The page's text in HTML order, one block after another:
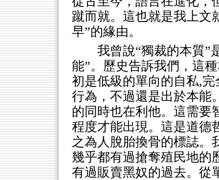
蹴而就。這也就是我上文
早”的緣由。
我曾說“獨裁的本質”
能”。歷史告訴我們，這
初是低級的單向的自私,
行為，不過還是出於本能
的同時也在利他。這需要
程度才能出現。這是道德
之為人脫胎換骨的標誌。
幾乎都有過搶奪殖民地的
有過販賣黑奴的過去。從